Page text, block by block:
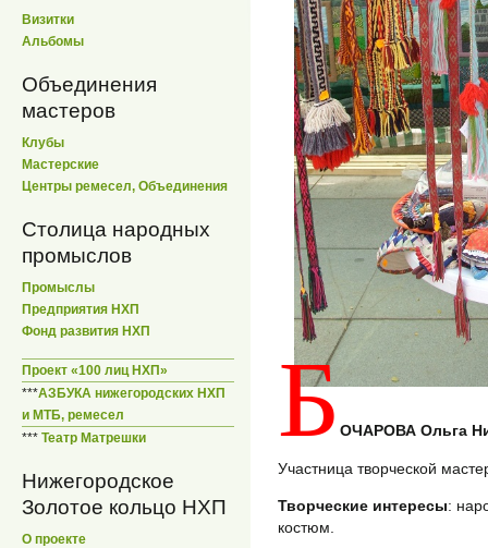
Визитки
Альбомы
Объединения
мастеров
Клубы
Мастерские
Центры ремесел, Объединения
Столица народных
промыслов
Промыслы
Предприятия НХП
Фонд развития НХП
Проект «100 лиц НХП»
***АЗБУКА нижегородских НХП
и МТБ, ремесел
*** Театр Матрешки
Нижегородское
Золотое кольцо НХП
О проекте
БОЧАРОВА Ольга
Участница творческой
Творческие интересы:
костюм.